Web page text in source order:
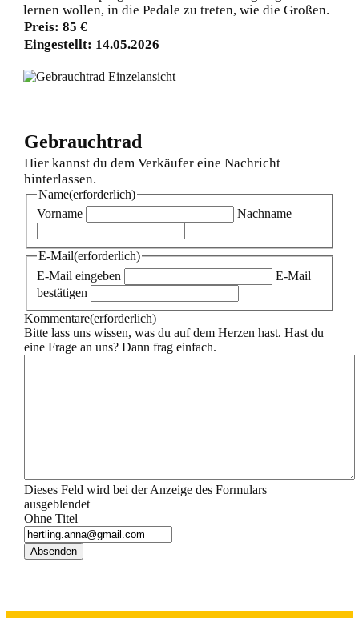
lernen wollen, in die Pedale zu treten, wie die Großen.
Preis: 85 €
Eingestellt: 14.05.2026
Gebrauchtrad
Hier kannst du dem Verkäufer eine Nachricht
hinterlassen.
Name(erforderlich)
Vorname
Nachname
E-Mail(erforderlich)
E-Mail eingeben
E-Mail
bestätigen
Kommentare(erforderlich)
Bitte lass uns wissen, was du auf dem Herzen hast. Hast du
eine Frage an uns? Dann frag einfach.
Dieses Feld wird bei der Anzeige des Formulars
ausgeblendet
Ohne Titel